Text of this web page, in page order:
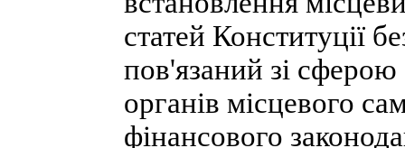
статей Конституції
пов'язаний зі сферою
органів місцевого
фінансового